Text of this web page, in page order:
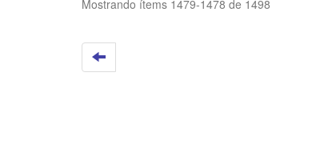
Mostrando ítems 1479-1478 de 1498